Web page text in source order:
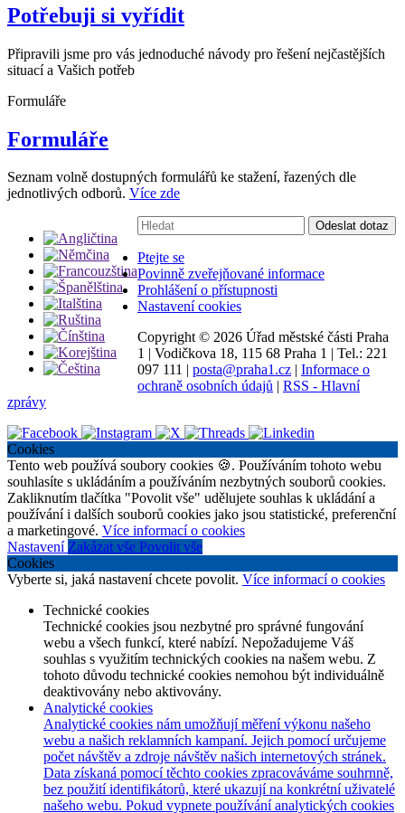
Potřebuji si vyřídit
Připravili jsme pro vás jednoduché návody pro řešení nejčastějších
situací a Vašich potřeb
Formuláře
Formuláře
Seznam volně dostupných formulářů ke stažení, řazených dle
jednotlivých odborů. Více zde
Vyhledávání:
Odeslat dotaz
Ptejte se
Povinně zveřejňované informace
Prohlášení o přístupnosti
Nastavení cookies
Copyright © 2026 Úřad městské části Praha
1 | Vodičkova 18, 115 68 Praha 1 | Tel.: 221
097 111 | posta@praha1.cz | Informace o
ochraně osobních údajů | RSS - Hlavní
zprávy
Cookies
Tento web používá soubory cookies 🍪. Používáním tohoto webu
souhlasíte s ukládáním a používáním nezbytných souborů cookies.
Zakliknutím tlačítka "Povolit vše" udělujete souhlas k ukládání a
používání i dalších souborů cookies jako jsou statistické, preferenční
a marketingové. Více informací o cookies
Nastavení Zakázat vše Povolit vše
Cookies
Vyberte si, jaká nastavení chcete povolit. Více informací o cookies
Technické cookies
Technické cookies jsou nezbytné pro správné fungování
webu a všech funkcí, které nabízí. Nepožadujeme Váš
souhlas s využitím technických cookies na našem webu. Z
tohoto důvodu technické cookies nemohou být individuálně
deaktivovány nebo aktivovány.
Analytické cookies
Analytické cookies nám umožňují měření výkonu našeho
webu a našich reklamních kampaní. Jejich pomocí určujeme
počet návštěv a zdroje návštěv našich internetových stránek.
Data získaná pomocí těchto cookies zpracováváme souhrnně,
bez použití identifikátorů, které ukazují na konkrétní uživatelé
našeho webu. Pokud vypnete používání analytických cookies